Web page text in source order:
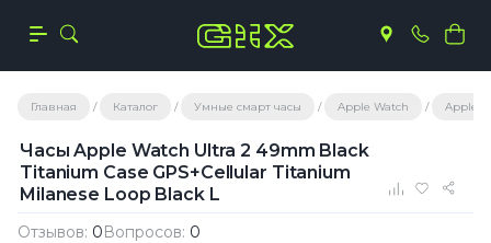
Главная Каталог Умные смарт часы Apple Watch Apple
Часы Apple Watch Ultra 2 49mm Black
Titanium Case GPS+Cellular Titanium
Milanese Loop Black L
Отзывов: 0Вопросов: 0